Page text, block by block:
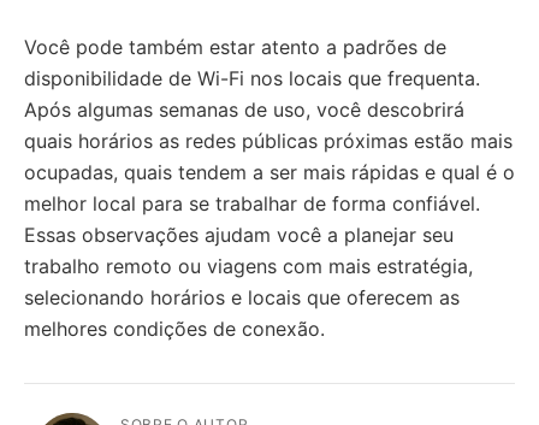
Você pode também estar atento a padrões de
disponibilidade de Wi-Fi nos locais que frequenta.
Após algumas semanas de uso, você descobrirá
quais horários as redes públicas próximas estão mais
ocupadas, quais tendem a ser mais rápidas e qual é o
melhor local para se trabalhar de forma confiável.
Essas observações ajudam você a planejar seu
trabalho remoto ou viagens com mais estratégia,
selecionando horários e locais que oferecem as
melhores condições de conexão.